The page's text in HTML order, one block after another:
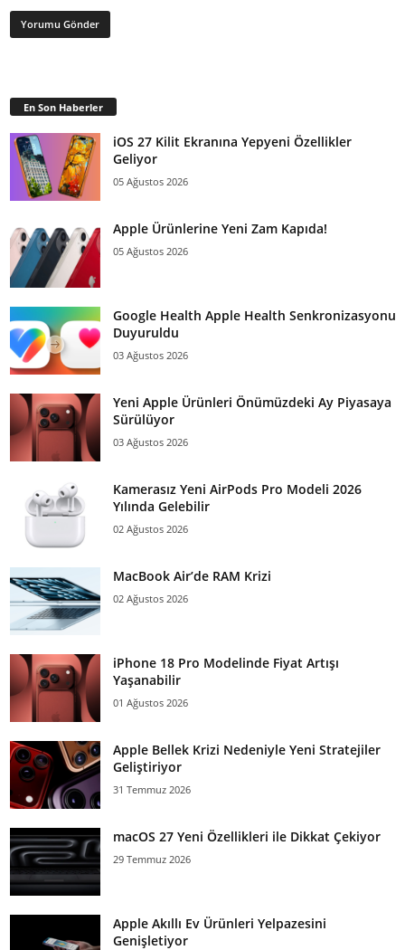
En Son Haberler
iOS 27 Kilit Ekranına Yepyeni Özellikler
Geliyor
05 Ağustos 2026
Apple Ürünlerine Yeni Zam Kapıda!
05 Ağustos 2026
Google Health Apple Health Senkronizasyonu
Duyuruldu
03 Ağustos 2026
Yeni Apple Ürünleri Önümüzdeki Ay Piyasaya
Sürülüyor
03 Ağustos 2026
Kamerasız Yeni AirPods Pro Modeli 2026
Yılında Gelebilir
02 Ağustos 2026
MacBook Air’de RAM Krizi
02 Ağustos 2026
iPhone 18 Pro Modelinde Fiyat Artışı
Yaşanabilir
01 Ağustos 2026
Apple Bellek Krizi Nedeniyle Yeni Stratejiler
Geliştiriyor
31 Temmuz 2026
macOS 27 Yeni Özellikleri ile Dikkat Çekiyor
29 Temmuz 2026
Apple Akıllı Ev Ürünleri Yelpazesini
Genişletiyor